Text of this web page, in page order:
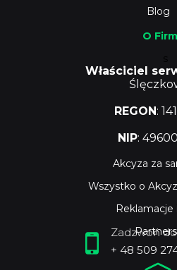
Zadzwoń
+ 48 509
O
Właściciel
REGON:
NIP:
Akcyza za
Wszystko o
Blog